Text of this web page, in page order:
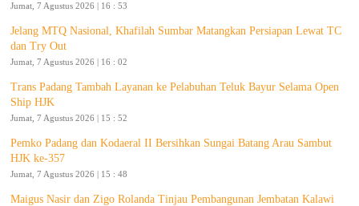
Jumat, 7 Agustus 2026 | 16 : 53
Jelang MTQ Nasional, Khafilah Sumbar Matangkan Persiapan Lewat TC
dan Try Out
Jumat, 7 Agustus 2026 | 16 : 02
Trans Padang Tambah Layanan ke Pelabuhan Teluk Bayur Selama Open
Ship HJK
Jumat, 7 Agustus 2026 | 15 : 52
Pemko Padang dan Kodaeral II Bersihkan Sungai Batang Arau Sambut
HJK ke-357
Jumat, 7 Agustus 2026 | 15 : 48
Maigus Nasir dan Zigo Rolanda Tinjau Pembangunan Jembatan Kalawi